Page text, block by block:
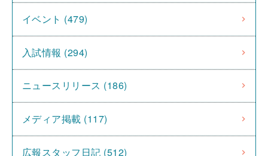
イベント (479)
入試情報 (294)
ニュースリリース (186)
メディア掲載 (117)
広報スタッフ日記 (512)